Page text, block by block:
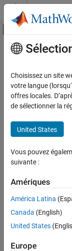
Passer au contenu
Activer/
Ressource
Contenu principal
Choisissez un site
votre langue
offres locales.
de sélectionner la
United States
Vous pouvez
suivante :
Amériques
América Latina
Canada (English)
United States
Europe